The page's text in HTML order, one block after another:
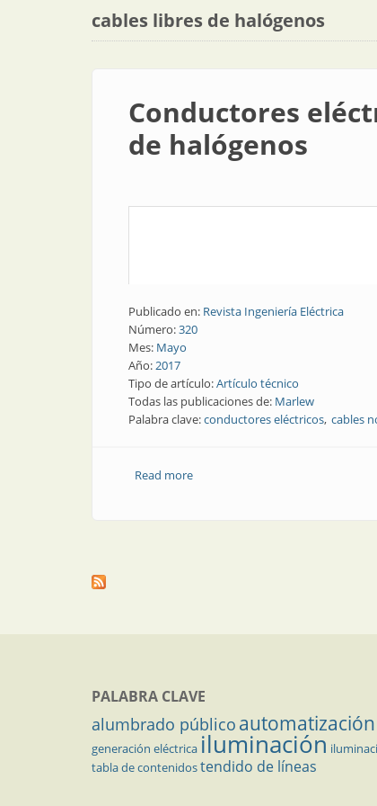
cables libres de halógenos
Conductores
de halógenos
Publicado en: Revista Ingeniería Eléctrica
Número:320
Mes: Mayo
Año:2017
Tipo de artículo:Artículo técnico
Todas las publicaciones de: Marlew
Palabra clave:conductores eléctricos cables
Read moreabout Conductores eléctricos |
PALABRA CLAVE
alumbrado público automatización
generación eléctrica iluminación
tabla de contenidostendido de líneas